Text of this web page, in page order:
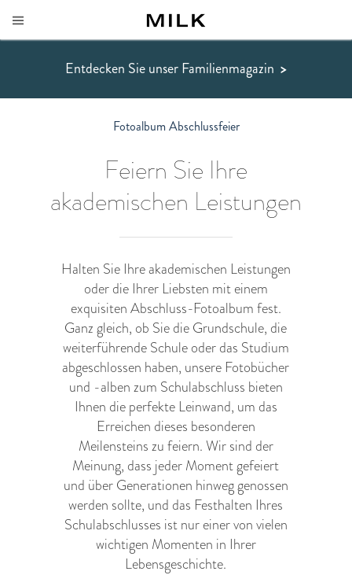
Entdecken Sie unser Familienmagazin >
Fotoalbum Abschlussfeier
Feiern Sie Ihre
akademischen Leistungen
Halten Sie Ihre akademischen Leistungen
oder die Ihrer Liebsten mit einem
exquisiten Abschluss-Fotoalbum fest.
Ganz gleich, ob Sie die Grundschule, die
weiterführende Schule oder das Studium
abgeschlossen haben, unsere Fotobücher
und -alben zum Schulabschluss bieten
Ihnen die perfekte Leinwand, um das
Erreichen dieses besonderen
Meilensteins zu feiern. Wir sind der
Meinung, dass jeder Moment gefeiert
und über Generationen hinweg genossen
werden sollte, und das Festhalten Ihres
Schulabschlusses ist nur einer von vielen
wichtigen Momenten in Ihrer
Lebensgeschichte.